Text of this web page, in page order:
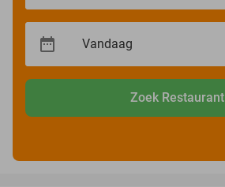
Zoek Restaurant